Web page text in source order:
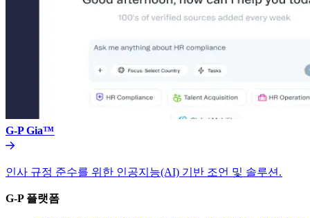
G-P Gia™​​
인사 규정 준수를 위한 인공지능(AI) 기반 조언 및 솔루션.​​
G-P 플랫폼​​